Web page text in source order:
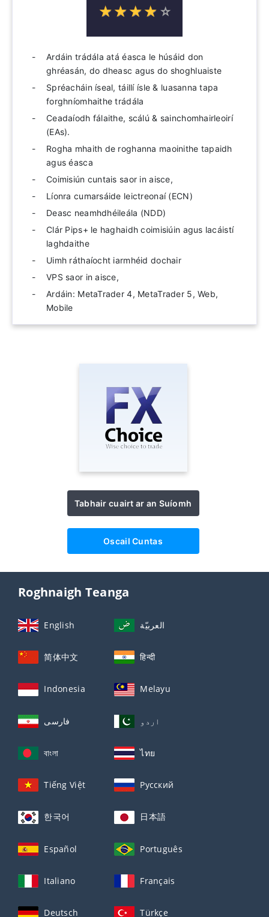
☆☆☆☆ ☆
★★★★ ★
Ardáin trádála atá éasca le húsáid don
ghréasán, do dheasc agus do shoghluaiste
Spréacháin íseal, táillí ísle & luasanna tapa
forghníomhaithe trádála
Ceadaíodh fálaithe, scálú & sainchomhairleoirí
(EAs).
Rogha mhaith de roghanna maoinithe tapaidh
agus éasca
Coimisiún cuntais saor in aisce,
Líonra cumarsáide leictreonaí (ECN)
Deasc neamhdhéileála (NDD)
Clár Pips+ le haghaidh coimisiúin agus lacáistí
laghdaithe
Uimh ráthaíocht iarmhéid dochair
VPS saor in aisce,
Ardáin: MetaTrader 4, MetaTrader 5, Web,
Mobile
Tabhair cuairt ar an Suíomh
Oscail Cuntas
Roghnaigh Teanga
English العربيّة
简体中文 हिन्दी
Indonesia Melayu
فارسی اردو
বাংলা ไทย
Tiếng Việt Русский
한국어 日本語
Español Português
Italiano Français
Deutsch Türkçe